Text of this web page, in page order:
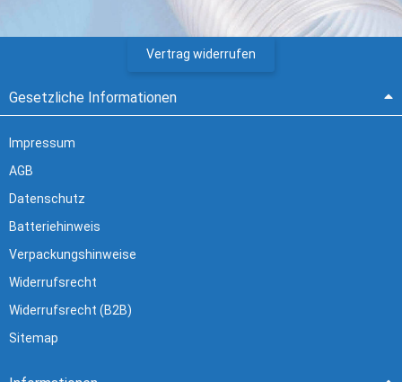
Vertrag widerrufen
Gesetzliche Informationen
Impressum
AGB
Datenschutz
Batteriehinweis
Verpackungshinweise
Widerrufsrecht
Widerrufsrecht (B2B)
Sitemap